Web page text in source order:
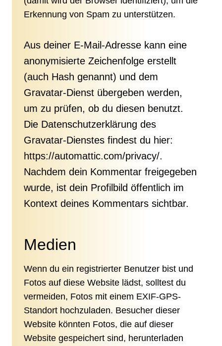
Erkennung von Spam zu unterstützen.
Aus deiner E-Mail-Adresse kann eine
anonymisierte Zeichenfolge erstellt
(auch Hash genannt) und dem
Gravatar-Dienst übergeben werden,
um zu prüfen, ob du diesen benutzt.
Die Datenschutzerklärung des
Gravatar-Dienstes findest du hier:
https://automattic.com/privacy/.
Nachdem dein Kommentar freigegeben
wurde, ist dein Profilbild öffentlich im
Kontext deines Kommentars sichtbar.
Medien
Wenn du ein registrierter Benutzer bist und
Fotos auf diese Website lädst, solltest du
vermeiden, Fotos mit einem EXIF-GPS-
Standort hochzuladen. Besucher dieser
Website könnten Fotos, die auf dieser
Website gespeichert sind, herunterladen